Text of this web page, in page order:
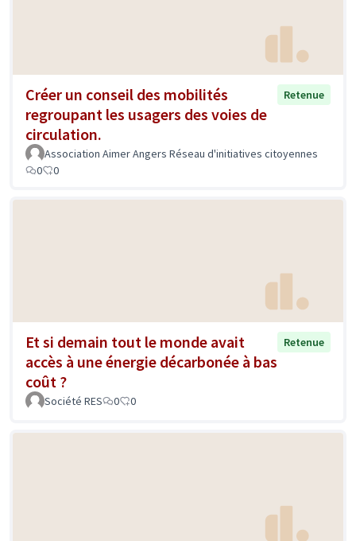
Créer un conseil des mobilités
regroupant les usagers des voies de
circulation.
Retenue
Association Aimer Angers Réseau d'initiatives citoyennes
0
0
Et si demain tout le monde avait
accès à une énergie décarbonée à bas
coût ?
Retenue
Société RES 0 0